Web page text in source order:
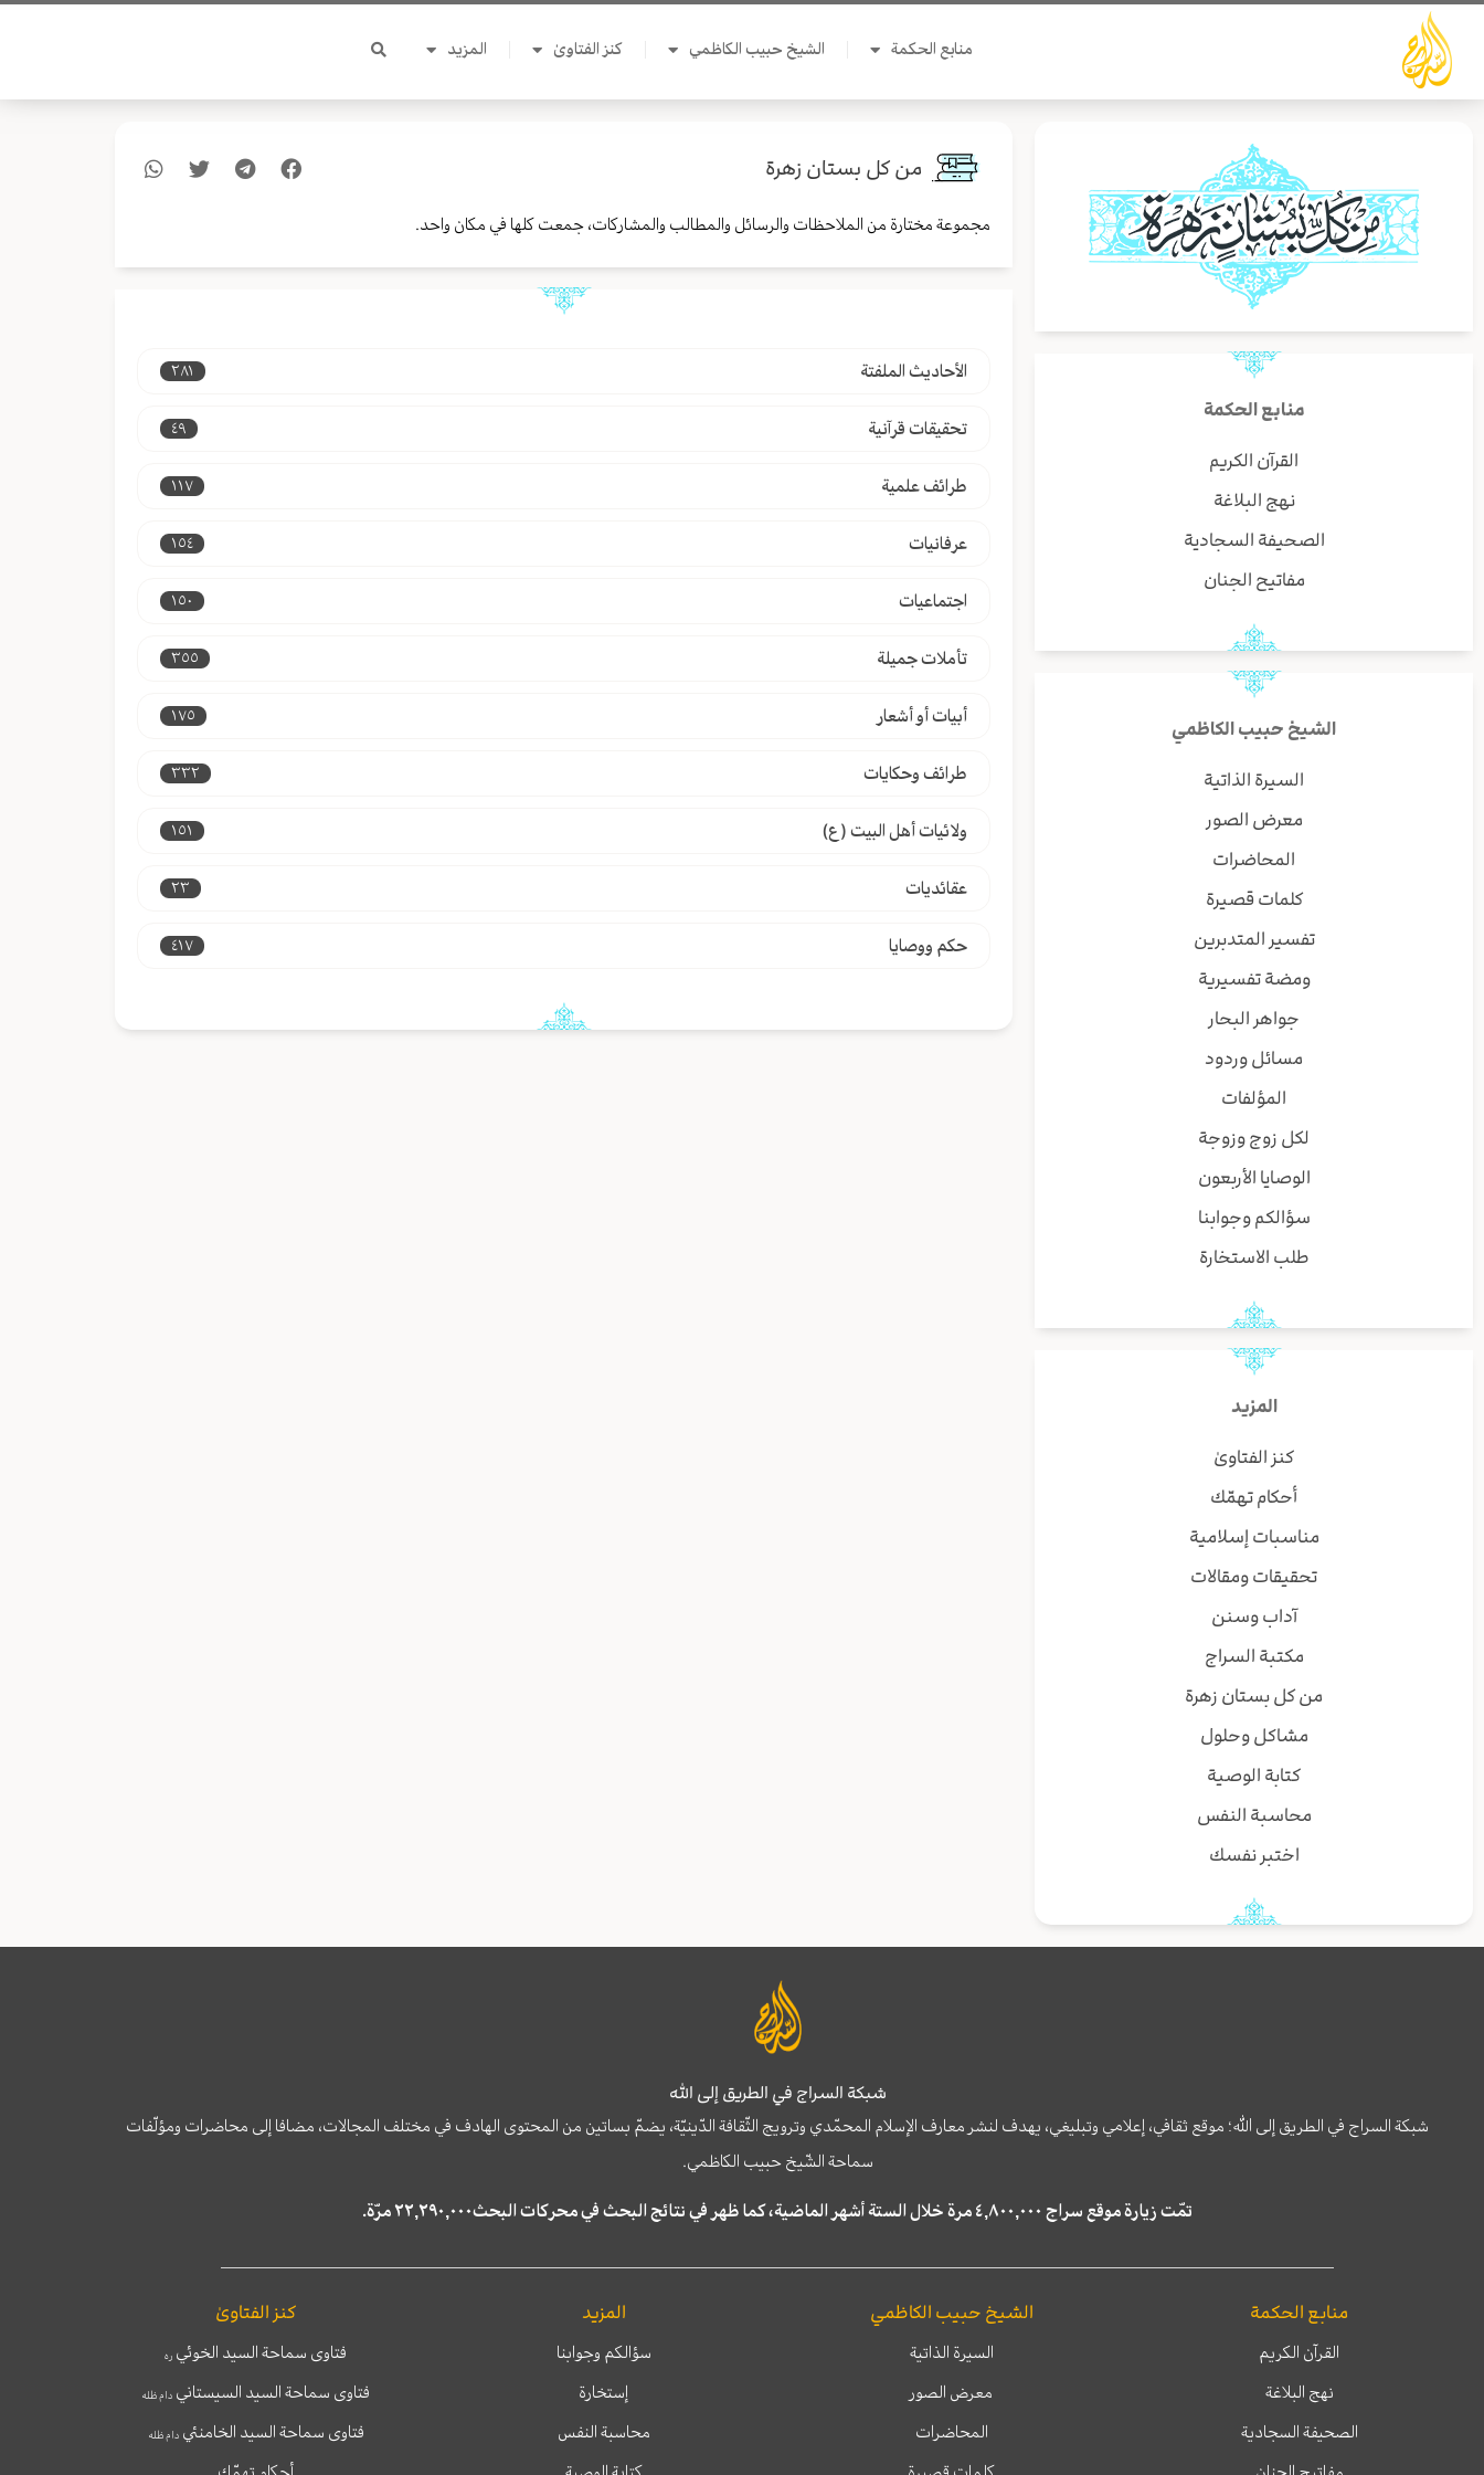
تخطي
المحتوى
منابع الحكمة الشيخ حبيب الكاظمي كنز الفتاوىٰ المزيد
منابع الحكمة
القرآن الكريم
نهج البلاغة
الصحيفة السجادية
مفاتيح الجنان
الشيخ حبيب الكاظمي
السيرة الذاتية
معرض الصور
المحاضرات
كلمات قصيرة
تفسير المتدبرين
ومضة تفسيرية
جواهر البحار
مسائل وردود
المؤلفات
لكل زوج وزوجة
الوصايا الأربعون
سؤالكم وجوابنا
طلب الاستخارة
المزيد
كنز الفتاوىٰ
أحكام تهمّك
مناسبات إسلامية
تحقيقات ومقالات
آداب وسنن
مكتبة السراج
من كل بستان زهرة
مشاكل وحلول
كتابة الوصية
محاسبة النفس
اختبر نفسك
من كل بستان زهرة
مجموعة مختارة من الملاحظات والرسائل والمطالب والمشاركات، جمعت كلها في مكان واحد.
الأحاديث الملفتة ٢٨١
تحقيقات قرآنية ٤٩
طرائف علمية ١١٧
عرفانيات ١٥٤
اجتماعيات ١٥٠
تأملات جميلة ٣٥٥
أبيات أو أشعار ١٧٥
طرائف وحكايات ٣٣٢
ولائيات أهل البيت (ع) ١٥١
عقائديات ٢٣
حكم ووصايا ٤١٧
شبكة السراج في الطريق إلى الله
شبكة السراج في الطريق إلى الله؛ موقع ثقافي، إعلامي وتبليغي، يهدف لنشر معارف الإسلام المحمّدي وترويج الثّقافة الدّينيّة، يضمّ بساتين من المحتوى الهادف في مختلف المجالات، مضافا إلى محاضرات ومؤلّفات
سماحة الشّيخ حبيب الكاظمي.
تمّت زيارة موقع سراج ٤,٨٠٠,٠٠٠ مرة خلال الستة أشهر الماضية، كما ظهر في نتائج البحث في محركات البحث٢٢,٢٩٠,٠٠٠ مرّة.
منابع الحكمة
القرآن الكريم
نهج البلاغة
الصحيفة السجادية
الشيخ حبيب الكاظمي
السيرة الذاتية
معرض الصور
المحاضرات
المزيد
سؤالكم وجوابنا
إستخارة
محاسبة النفس
كنز الفتاوىٰ
فتاوى سماحة السيد الخوئي ره
فتاوى سماحة السيد السيستاني دام ظله
فتاوى سماحة السيد الخامنئيدام ظله